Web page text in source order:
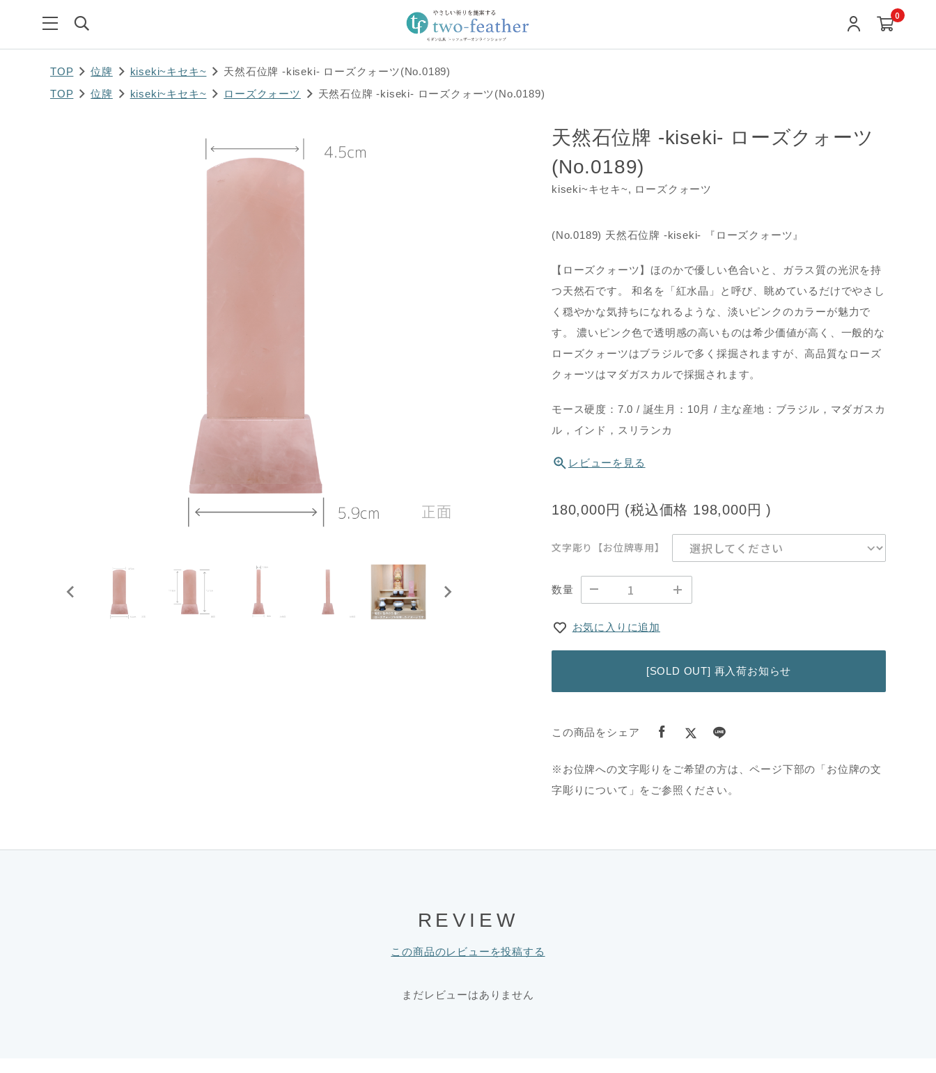
0
TOP 位牌 kiseki~キセキ~
天然石位牌 -kiseki- ローズクォーツ(No.0189)
TOP
位牌 kiseki~キセキ~ ローズクォーツ 天然石位牌 -kiseki- ローズクォーツ(No.0189)
天然石位牌 -kiseki- ローズクォーツ
(No.0189)
kiseki~キセキ~, ローズクォーツ
(No.0189) 天然石位牌 -kiseki- 『ローズクォーツ』
【ローズクォーツ】ほのかで優しい色合いと、ガラス質の光沢を持
つ天然石です。 和名を「紅水晶」と呼び、眺めているだけでやさし
く穏やかな気持ちになれるような、淡いピンクのカラーが魅力で
す。 濃いピンク色で透明感の高いものは希少価値が高く、一般的な
ローズクォーツはブラジルで多く採掘されますが、高品質なローズ
クォーツはマダガスカルで採掘されます。
モース硬度：7.0 / 誕生月：10月 / 主な産地：ブラジル，マダガスカ
ル，インド，スリランカ
レビューを見る
180,000円 (税込価格 198,000円 )
文字彫り【お位牌専用】
数量
お気に入りに追加
[SOLD OUT] 再入荷お知らせ
この商品をシェア
※お位牌への文字彫りをご希望の方は、ページ下部の「お位牌の文
字彫りについて」をご参照ください。
REVIEW
この商品のレビューを投稿する
まだレビューはありません